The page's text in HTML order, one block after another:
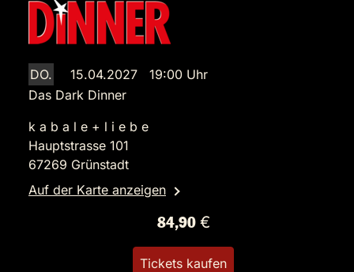
DO.
15.04.2027 19:00 Uhr
Das Dark Dinner
k a b a l e + l i e b e
Hauptstrasse 101
67269 Grünstadt
Auf der Karte anzeigen
84,90 €
Tickets kaufen